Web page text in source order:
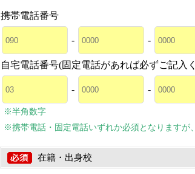
携帯電話番号
- -
自宅電話番号(固定電話があれば必ずご記入
- -
※半角数字
※携帯電話・固定電話いずれか必須となりますが
在籍・出身校